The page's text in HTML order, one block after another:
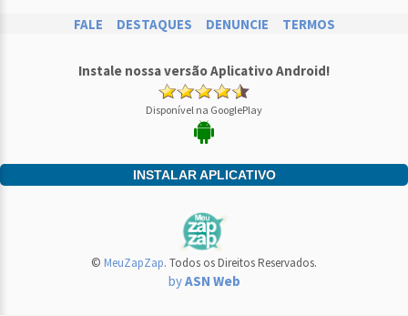
FALE DESTAQUES DENUNCIE TERMOS
Instale nossa versão Aplicativo Android!
Disponível na GooglePlay
INSTALAR APLICATIVO
© MeuZapZap. Todos os Direitos Reservados.
byASN Web